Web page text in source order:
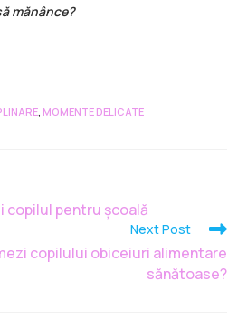
mănânce?
MOMENTE DELICATE
copilul pentru școală
Next Post
copilului obiceiuri alimentare
sănătoase?